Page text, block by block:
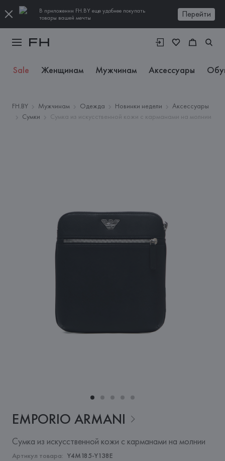
В приложении FH.BY еще удобнее покупать
товары вашей мечты
Перейти
Sale Женщинам Мужчинам Аксессуары
FH.BY Мужчинам Одежда Новинки недели
Аксессуары
Сумки
Сумка из искусственной кожи с карманами на молнии
EMPORIO ARMANI
Сумка из искусственной кожи с карманами на молнии
Артикул товара: Y4M185-Y138E